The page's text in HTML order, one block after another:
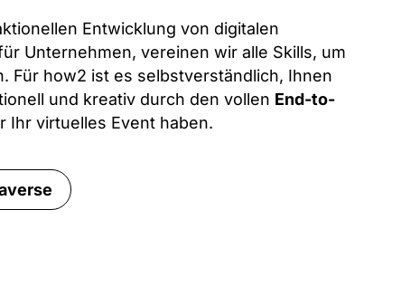
Entwicklung von digitalen
Unternehmen, vereinen wir alle Skills, um
Für how2 ist es selbstverständlich, Ihnen
und kreativ durch den vollen End-to-
Ihr virtuelles Event haben.